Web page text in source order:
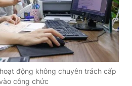
Liên hệ quảng cáo
0908 780 404
động không chuyên trách cấp
công chức